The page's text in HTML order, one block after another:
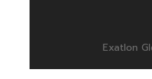
Exatlon